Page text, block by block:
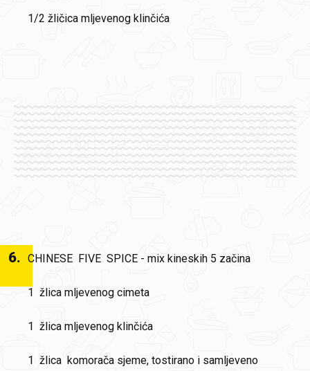
1/2 žličica mljevenog klinčića
6. CHINESE FIVE SPICE - mix kineskih 5 začina
1 žlica mljevenog cimeta
1 žlica mljevenog klinčića
1 žlica komorača sjeme, tostirano i samljeveno